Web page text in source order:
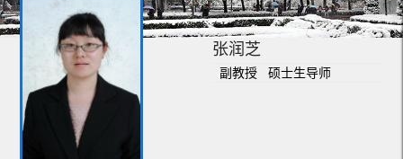
张润芝
副教授 硕士生导师